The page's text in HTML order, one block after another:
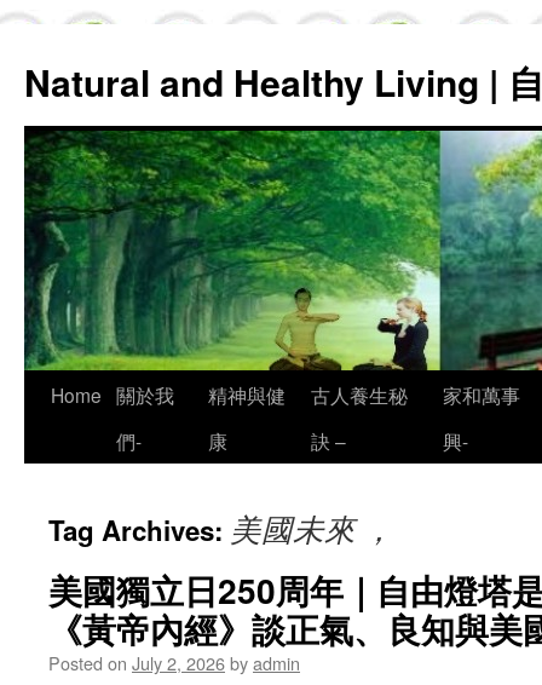
Natural and Healthy Living |
Skip
Home 關於我
們-
精神與健
康
古人養生秘
訣 –
家和萬事
興-
Tag Archives: 美國未來 ，
美國獨立日250周年｜自由燈塔
《黃帝內經》談正氣、良知與美
Posted on July 2, 2026byadmin